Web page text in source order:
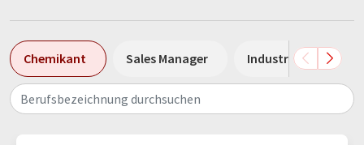
Chemikant Sales Manager
Berufsbezeichnung durchsuchen